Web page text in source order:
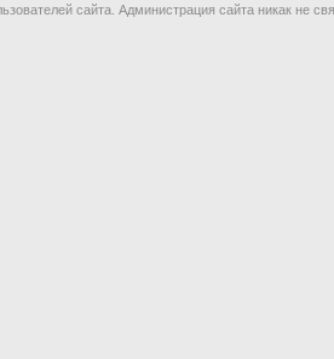
сайта. Администрация сайта никак не